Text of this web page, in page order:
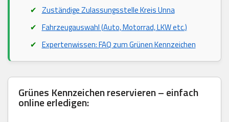
Zuständige Zulassungsstelle Kreis Unna
Fahrzeugauswahl (Auto, Motorrad, LKW etc.)
Expertenwissen: FAQ zum Grünen Kennzeichen
Grünes Kennzeichen reservieren – einfach
online erledigen: